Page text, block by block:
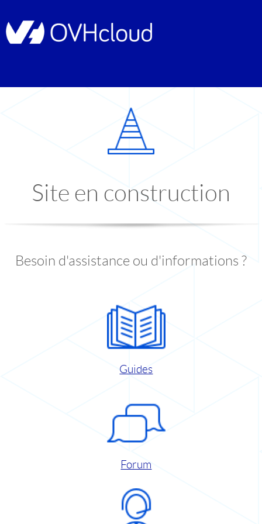
Site en construction
Besoin d'assistance ou d'informations ?
Guides
Forum